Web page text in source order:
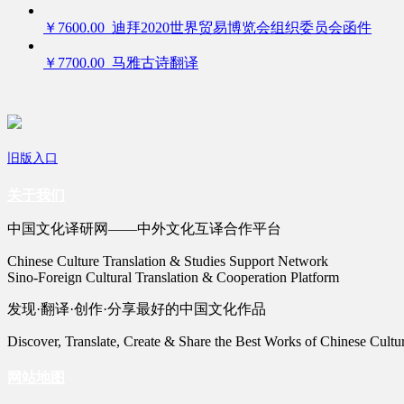
￥7600.00 迪拜2020世界贸易博览会组织委员会函件
￥7700.00 马雅古诗翻译
旧版入口
中国文化译研网——中外文化互译合作平台
Chinese Culture Translation & Studies Support Network
Sino-Foreign Cultural Translation & Cooperation Platform
发现·翻译·创作·分享最好的中国文化作品
Discover, Translate, Create & Share the Best Works of Chinese